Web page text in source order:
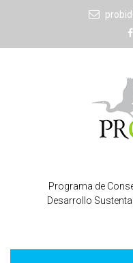
Programa de
Desarrollo